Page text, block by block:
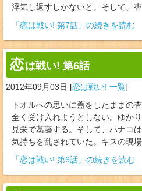
浮気し返すしかないと。そして、
「恋は戦い! 第7話」の続きを読む
恋は戦い! 第6話
2012年09月03日 [恋は戦い! 一覧]
トオルへの思いに蓋をしたままの
全く受け入れようとしない。ゆか
見栄で葛藤する。そして、ハナコ
気持ちを乱されていた。キスの現
「恋は戦い! 第6話」の続きを読む